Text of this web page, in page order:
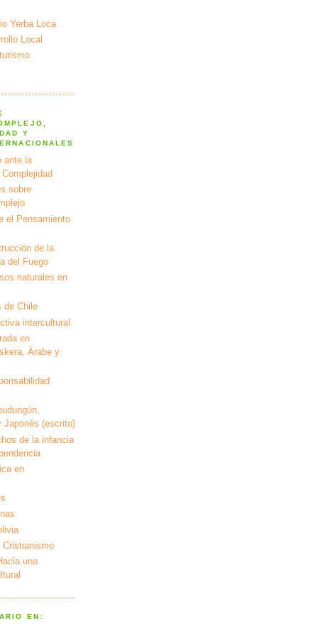
Yerba Loca
Local
Y
ante la
sobre
el Pensamiento
de la
del Fuego
naturales en
de Chile
intercultural
en
Árabe y
Japonés (escrito)
de la infancia
en
Cristianismo
una
EN: